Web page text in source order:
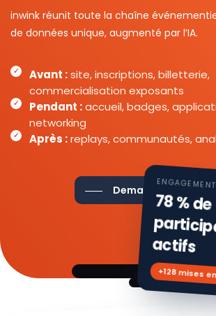
inwink réunit toute la chaîne
de données unique, augmenté par l’IA.
Avant :site, inscriptions, billetterie,
commercialisation exposants
Pendant :accueil, badges,
networking
Après :replays, communautés,
Demander une démo
ENGAGEMENT
78 % de
participants
actifs
+128 mises